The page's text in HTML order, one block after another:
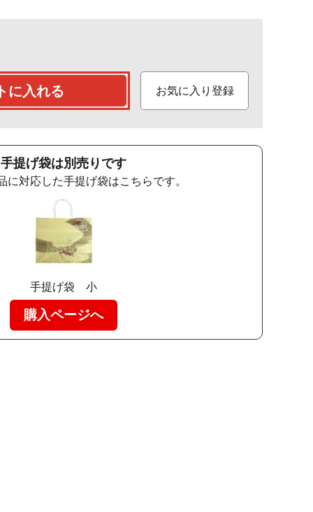
に入れる お気に入り登録
手提げ袋は別売りです
に対応した手提げ袋はこちらです。
手提げ袋 小
購入ページへ